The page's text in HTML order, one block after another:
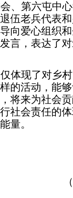
、第六屯中
伍老兵代表
向爱心组织
言，表达了
体现了对乡
的活动，能
将来为社会
社会责任的
量。
（市慈